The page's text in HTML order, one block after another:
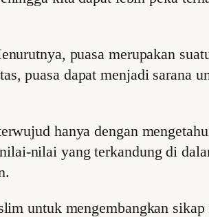
puasa merupakan
puasa dapat menjadi sarana
hanya dengan
nilai yang terkandung di
untuk mengembangkan